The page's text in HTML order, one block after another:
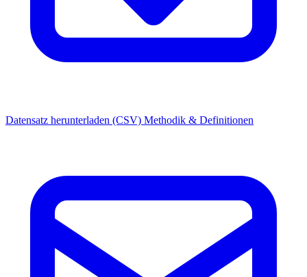
Datensatz herunterladen (CSV) Methodik & Definitionen